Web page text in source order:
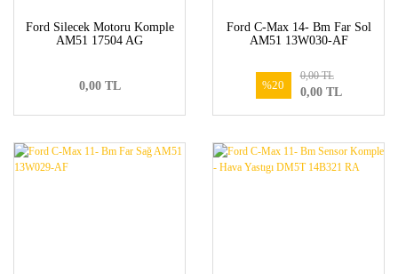
Ford Silecek Motoru Komple
AM51 17504 AG
0,00 TL
Ford C-Max 14- Bm Far Sol
AM51 13W030-AF
%20
0,00 TL
0,00 TL